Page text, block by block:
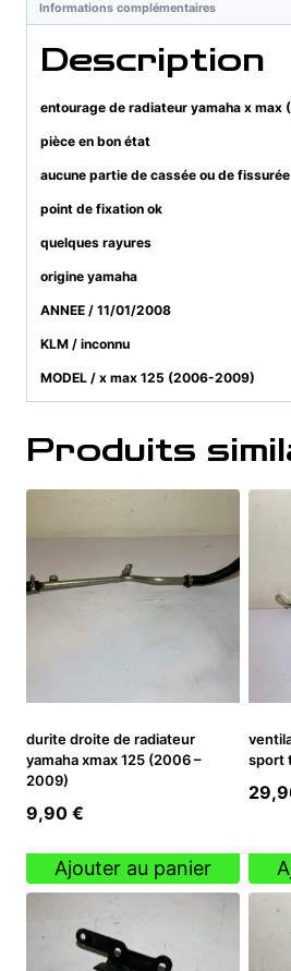
(2006-
Informations complémentaires
Description
entourage de radiateur yamaha x
pièce en bon état
aucune partie de cassée ou de fissurée
point de fixation ok
quelques rayures
origine yamaha
ANNEE / 11/01/2008
KLM / inconnu
MODEL / x max 125 (2006-2009)
Produits
durite droite de radiateur
yamaha xmax 125 (2006 –
2009)
9,90 €
Ajouter au panier
sport